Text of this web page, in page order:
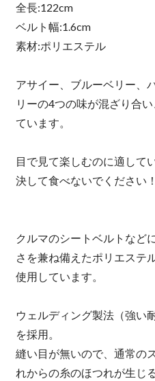
全長:122cm
ベルト幅:1.6cm
素材:ポリエステル
アサイー、ブルーベリー、
リーの4つの味が混ざり合
ています。
目で見て楽しむのに適して
決して食べないでください！
クルマのシートベルトなど
さを兼ね備えたポリエステ
使用しています。
ウェルディング製法（強い
を採用。
縫い目が無いので、通常の
れからの糸のほつれが生じ